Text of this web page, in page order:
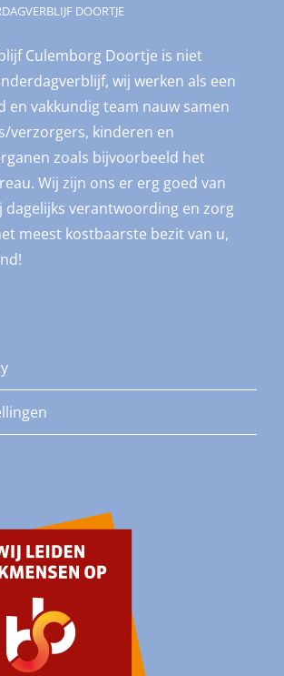
DOORTJE
Culemborg Doortje is niet
wij werken als een
en vakkundig team nauw samen
verzorgers, kinderen en
zoals bijvoorbeeld het
Wij zijn ons er erg goed van
dagelijks verantwoording en zorg
meest kostbaarste bezit van u,